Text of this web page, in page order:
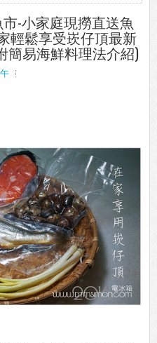
市-小家庭現撈直送魚
輕鬆享受崁仔頂最新
簡易海鮮料理法介紹)